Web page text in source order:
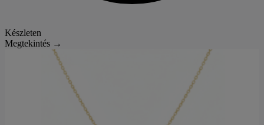
Készleten
Megtekintés →